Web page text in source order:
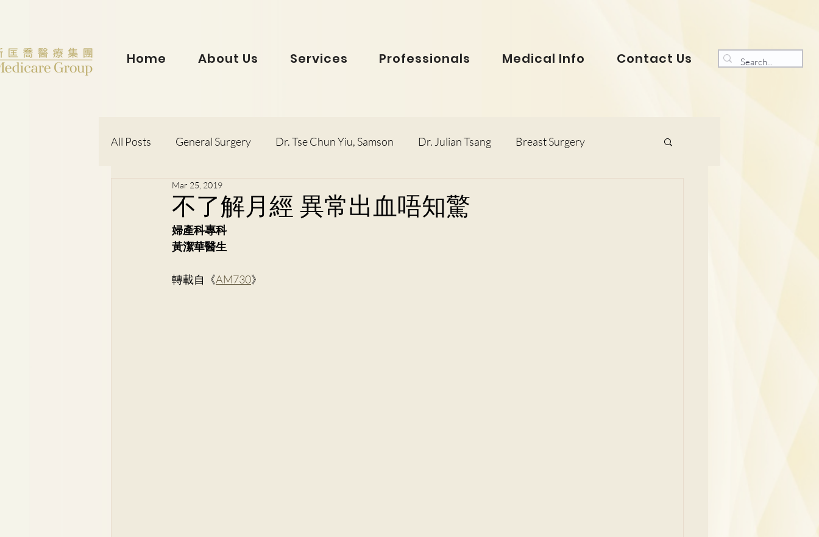
Home About Us Services Professionals Medical Info Contact Us
All Posts General Surgery Dr. Tse Chun Yiu, Samson Dr. Julian Tsang Breast Surgery
Dr. Lorraine Chow
Dr. Wong Kit Wah
Dr. Lee Yue Kit Respiratory Medicine
不了解月經 異常出血唔知驚
Mar 25, 2019
婦產科專科
黃潔華醫生
轉載自《AM730》